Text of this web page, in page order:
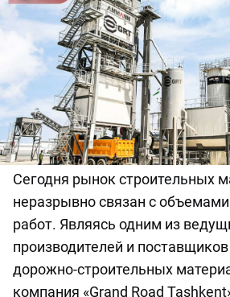
Сегодня рынок строительных
неразрывно связан с
работ. Являясь одним из
производителей и
дорожно-строительных
компания «Grand Road